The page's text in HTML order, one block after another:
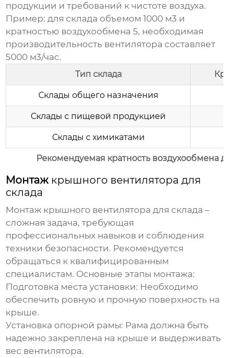
продукции и требований к чистоте воздуха.
Пример: для склада объемом 1000 м3 и
кратностью воздухообмена 5, необходимая
производительность вентилятора составляет
5000 м3/час.
Рекомендуемая кратность воздухообмена
Тип склада
Склады общего назначения
Склады с пищевой продукцией
Склады с химикатами
Монтаж крышного вентилятора для
склада
Монтаж крышного вентилятора для склада –
сложная задача, требующая
профессиональных навыков и соблюдения
техники безопасности. Рекомендуется
обращаться к квалифицированным
специалистам. Основные этапы монтажа:
Подготовка места установки: Необходимо
обеспечить ровную и прочную поверхность на
крыше.
Установка опорной рамы: Рама должна быть
надежно закреплена на крыше и выдерживать
вес вентилятора.